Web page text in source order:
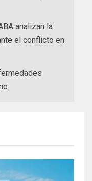
analizan la
el conflicto en